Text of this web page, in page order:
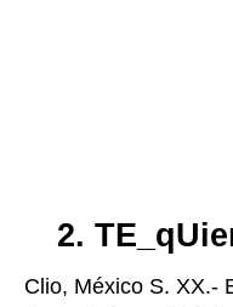
2.
Clio, México S. XX.-